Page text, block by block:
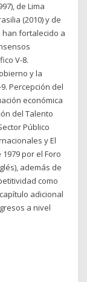
de Lima
(2010) y de
han fortalecido a
V-8.
y la
Percepción del
económica
del Talento
Público
y El
por el Foro
además de
como
adicional
a nivel